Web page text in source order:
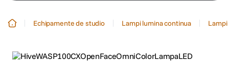
Echipamente de studio Lampi lumina continua